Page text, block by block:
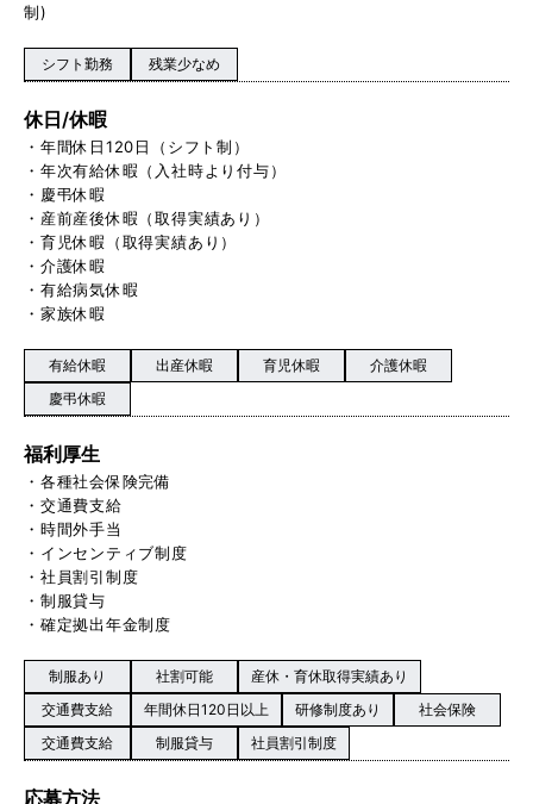
制)
シフト勤務 残業少なめ
休日/休暇
・年間休日120日（シフト制）
・年次有給休暇（入社時より付与）
・慶弔休暇
・産前産後休暇（取得実績あり）
・育児休暇（取得実績あり）
・介護休暇
・有給病気休暇
・家族休暇
有給休暇 出産休暇 育児休暇
介護休暇
慶弔休暇
福利厚生
・各種社会保険完備
・交通費支給
・時間外手当
・インセンティブ制度
・社員割引制度
・制服貸与
・確定拠出年金制度
制服あり 社割可能
産休・育休取得実績あり
交通費支給
年間休日120日以上 研修制度あり
社会保険
交通費支給
制服貸与 社員割引制度
応募方法